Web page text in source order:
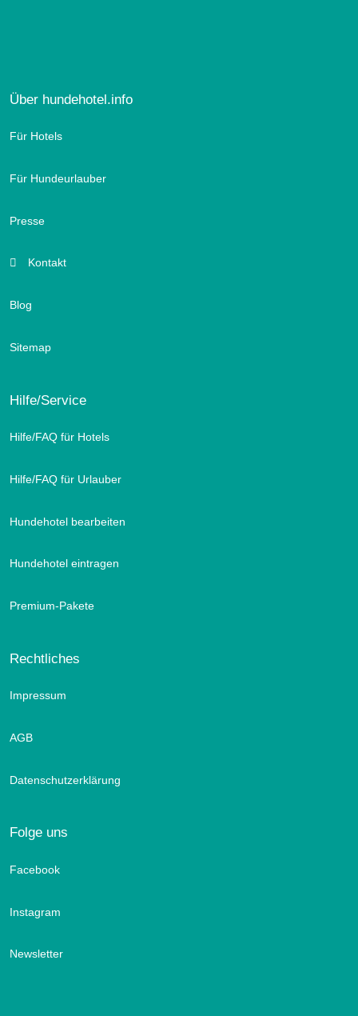
Über hundehotel.info
Für Hotels
Für Hundeurlauber
Presse
Kontakt
Blog
Sitemap
Hilfe/Service
Hilfe/FAQ für Hotels
Hilfe/FAQ für Urlauber
Hundehotel bearbeiten
Hundehotel eintragen
Premium-Pakete
Rechtliches
Impressum
AGB
Datenschutzerklärung
Folge uns
Facebook
Instagram
Newsletter